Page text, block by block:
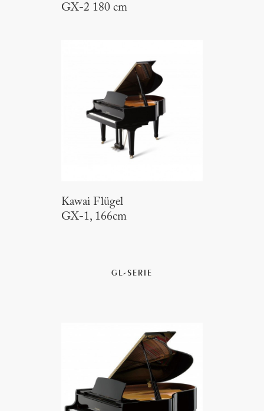
GX-2 180 cm
Kawai Flügel
GX-1, 166cm
GL-SERIE